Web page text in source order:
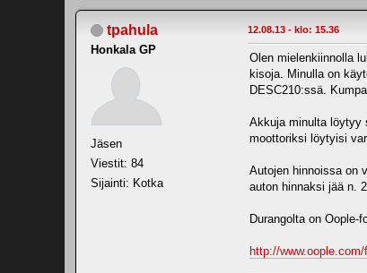
tpahula
Honkala GP
Jäsen
Viestit: 84
Sijainti: Kotka
12.08.13 - klo: 15.36
Olen mielenkiinnolla
kisoja. Minulla on
DESC210:ssä.
Akkuja minulta löytyy
moottoriksi löytyisi
Autojen hinnoissa on
auton hinnaksi jää n.
Durangolta on Oople-
http://